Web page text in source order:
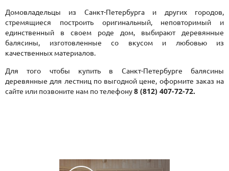
Домовладельцы из Санкт-Петербурга и других городов,
стремящиеся построить оригинальный, неповторимый и
единственный в своем роде дом, выбирают деревянные
балясины, изготовленные со вкусом и любовью из
качественных материалов.
Для того чтобы купить в Санкт-Петербурге балясины
деревянные для лестниц по выгодной цене, оформите заказ на
сайте или позвоните нам по телефону8 (812) 407-72-72.